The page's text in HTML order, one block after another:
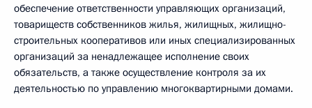
обеспечение ответственности управляющих организаций,
товариществ собственников жилья, жилищных, жилищно-
строительных кооперативов или иных специализированных
организаций за ненадлежащее исполнение своих
обязательств, а также осуществление контроля за их
деятельностью по управлению многоквартирными домами.